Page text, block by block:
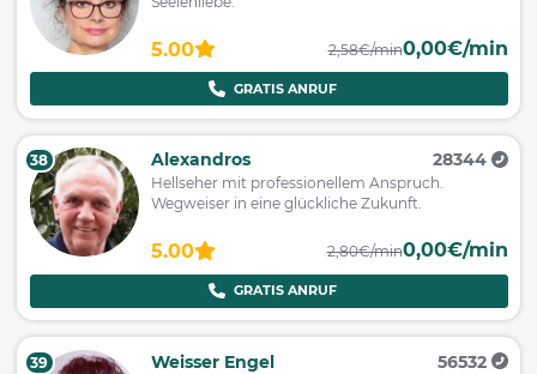
5.00 2,58€/min0,00€/min
GRATIS ANRUF
38 Alexandros 28344
Hellseher mit professionellem Anspruch.
Wegweiser in eine glückliche Zukunft.
5.00 2,80€/min0,00€/min
GRATIS ANRUF
39 Weisser Engel 56532